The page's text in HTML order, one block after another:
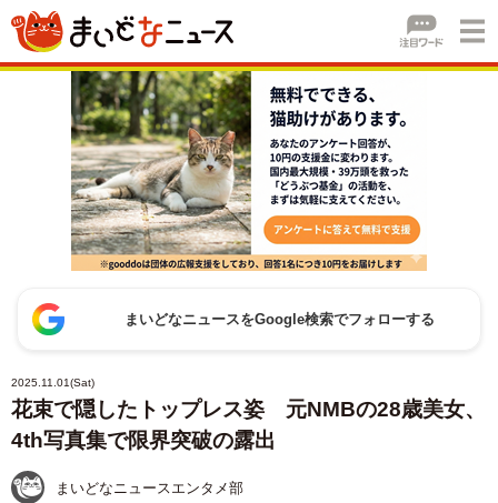
まいどなニュースをGoogle検索でフォローする
2025.11.01(Sat)
花束で隠したトップレス姿 元NMBの28歳美女、
4th写真集で限界突破の露出
まいどなニュースエンタメ部